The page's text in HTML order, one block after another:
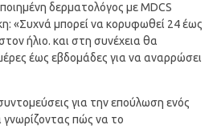
δερματολόγος με MDCS
«Συχνά μπορεί να κορυφωθεί 24 έως
ήλιο. και στη συνέχεια θα
έως εβδομάδες για να αναρρώσει
για την επούλωση ενός
πώς να το